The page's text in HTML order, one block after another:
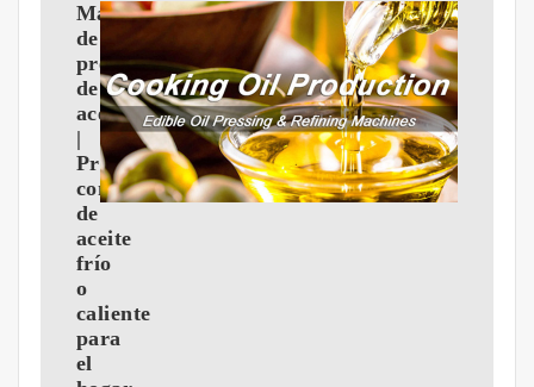
Máquina
de
prensa
de
aceite
|
Prensa
comercial
de
aceite
frío
o
caliente
para
el